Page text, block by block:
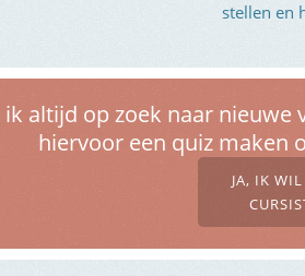
stellen en
ik altijd op zoek naar
hiervoor een quiz maken
JA, IK